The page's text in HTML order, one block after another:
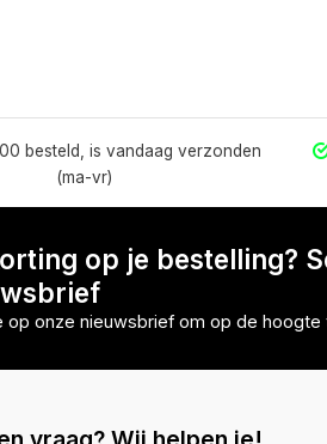
besteld, is vandaag verzonden
(ma-vr)
op je bestelling?
op onze nieuwsbrief om op de hoogte